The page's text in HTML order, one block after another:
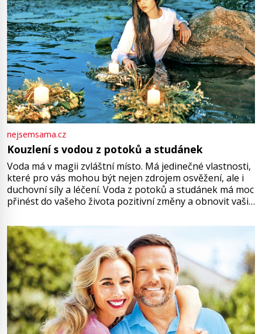
nejsemsama.cz
Kouzlení s vodou z potoků a studánek
Voda má v magii zvláštní místo. Má jedinečné vlastnosti,
které pro vás mohou být nejen zdrojem osvěžení, ale i
duchovní síly a léčení. Voda z potoků a studánek má moc
přinést do vašeho života pozitivní změny a obnovit vaši
můžete obohatit své rituály a přinést do svého života
větší harmonii a klid. Je důležité